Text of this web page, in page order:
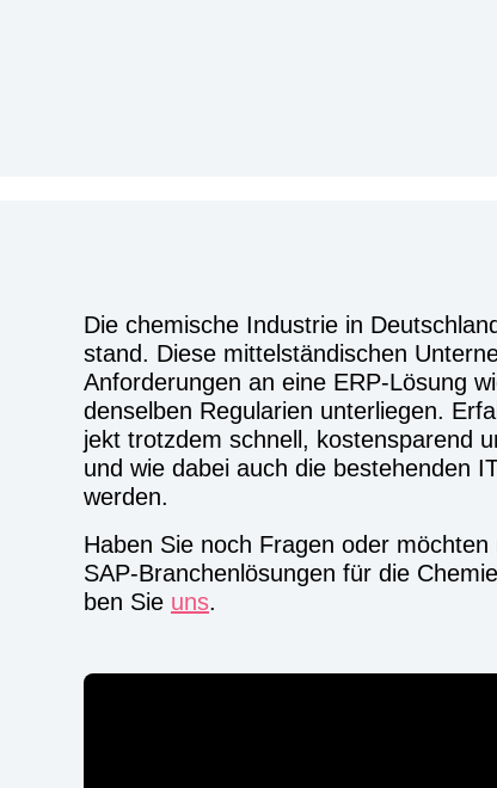
Die che­mi­sche Indus­trie in
stand. Die­se mit­tel­stän­di­schen
Anfor­de­run­gen an eine ERP-Lösung
den­sel­ben Regu­la­ri­en unter­lie­gen.
jekt trotz­dem schnell, kos­ten­spa­rend
und wie dabei auch die bestehen­den
wer­den.
Haben Sie noch Fra­gen oder
SAP-Bran­chen­lö­sun­gen für die
ben Sie uns.